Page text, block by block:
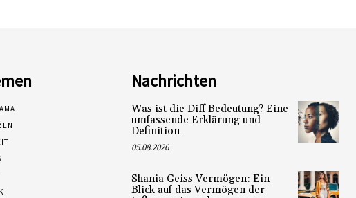
Nachrichten
Was ist die Diff Bedeutung? Eine
umfassende Erklärung und
Definition
05.08.2026
Shania Geiss Vermögen: Ein
Blick auf das Vermögen der